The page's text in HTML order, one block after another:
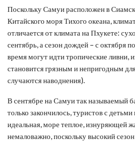
Поскольку Самуи расположен в
Китайского моря Тихого океана,
отличается от климата на Пхукете:
сентябрь, а сезон дождей – с октября
время могут идти тропические ливни,
становится грязным и непригодным
случаются наводнения).
В сентябре на Самуи так называемый
только закончилось, туристов с
идеальная, море теплое, изнуряющей
немаловажно, поскольку высокий